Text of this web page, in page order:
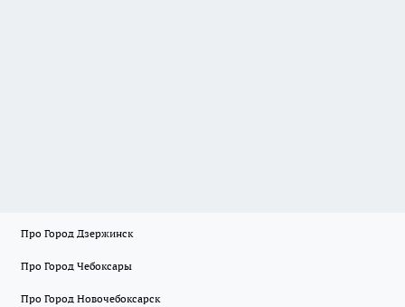
Про Город Дзержинск
Про Город Чебоксары
Про Город Новочебоксарск